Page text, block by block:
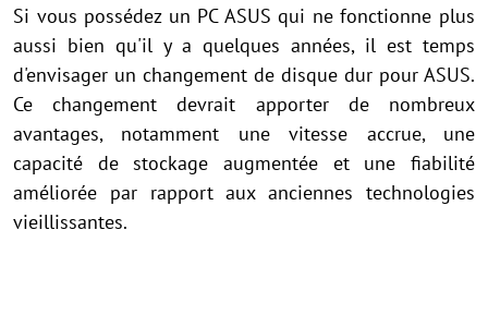
Si vous possédez un PC ASUS qui ne fonctionne plus
aussi bien qu'il y a quelques années, il est temps
d'envisager un changement de disque dur pour ASUS.
Ce changement devrait apporter de nombreux
avantages, notamment une vitesse accrue, une
capacité de stockage augmentée et une fiabilité
améliorée par rapport aux anciennes technologies
vieillissantes.